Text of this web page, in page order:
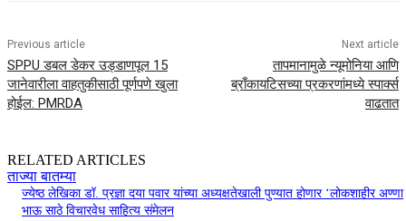
Previous article
SPPU डबल डेकर उड्डाणपूल 15
जानेवारीला वाहतुकीसाठी पूर्णपणे खुला
होईल: PMRDA
Next article
तापमानामुळे न्यूमोनिया आणि
ब्राँकायटिसच्या प्रकरणांमध्ये स्पार्क्स
वाढतात
RELATED ARTICLES
ताज्या बातम्या
ज्येष्ठ लेखिका डॉ. प्रज्ञा दया पवार यांच्या अध्यक्षतेखाली पुण्यात होणार ‘लोकशाहीर अण्णा
भाऊ साठे विचारवेध साहित्य संमेलन